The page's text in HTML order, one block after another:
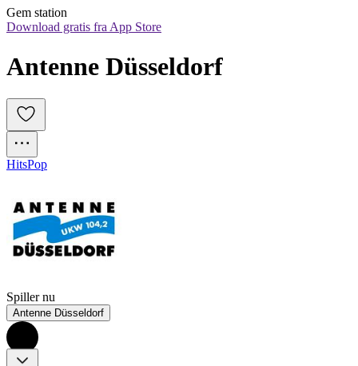
Gem station
Download gratis fra App Store
Antenne Düsseldorf
HitsPop
Spiller nu
Antenne Düsseldorf